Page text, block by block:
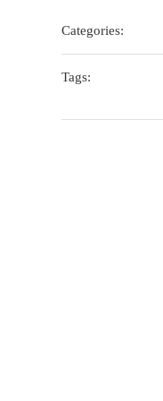
Categories:
Tags: